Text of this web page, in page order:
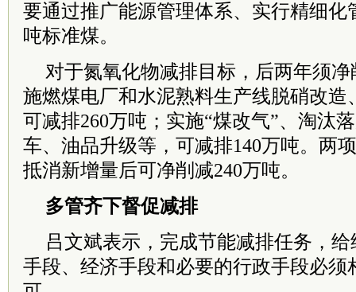
要通过推广能源管理体系、实行精细化
吨标准煤。
对于氮氧化物减排目标，后两年须
施燃煤电厂和水泥熟料生产线脱硝改造
可减排260万吨；实施“煤改气”、淘汰
车、油品升级等，可减排140万吨。两
抵消新增量后可净削减240万吨。
多管齐下督促减排
吕文斌表示，完成节能减排任务，
手段、经济手段和必要的行政手段必须